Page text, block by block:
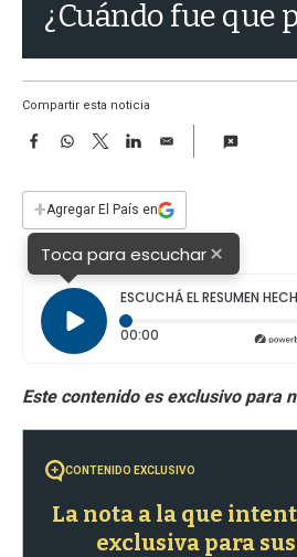
¿Cuándo fue que
Compartir esta noticia
F
e
b
o
o
W
s
p
p
T
w
t
r
L
I
n
E
i
l
+Agregar El País en
Toca para escuchar×
ESCUCHÁ EL RESUMEN
00:00 Tiempo
CONTENIDO EXCLUSIVO
La nota a la que
exclusiva para